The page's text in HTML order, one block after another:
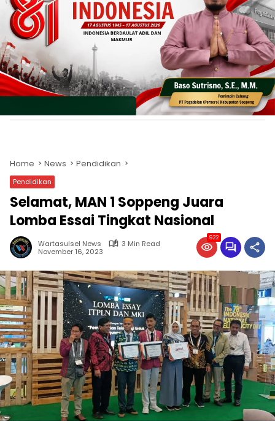
Home News Pendidikan
Pendidikan
Selamat, MAN 1 Soppeng Juara
Lomba Essai Tingkat Nasional
Wartasulsel News
3 Min Read
November 16, 2023
922